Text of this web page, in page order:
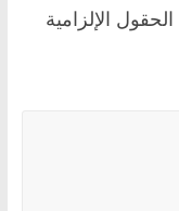
الحقول الإلزامية